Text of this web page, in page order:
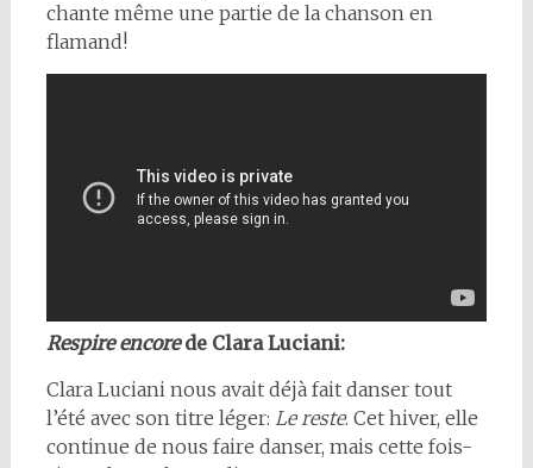
chante même une partie de la chanson en
flamand!
Respire encorede Clara Luciani:
Clara Luciani nous avait déjà fait danser tout
l’été avec son titre léger: Le reste. Cet hiver, elle
continue de nous faire danser, mais cette fois-